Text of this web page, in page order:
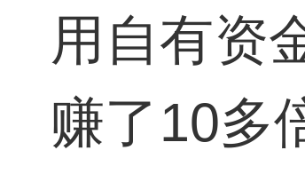
用自有资
赚了10多